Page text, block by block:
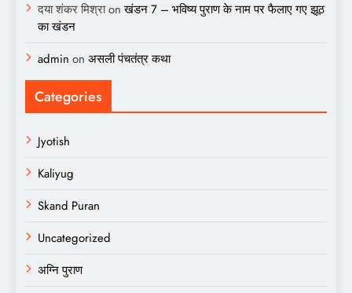
दया शंकर मिश्राonखंडन 7 – भविष्य पुराण के नाम पर फैलाए गए झूठ
का खंडन
admin on असली पंचतंत्र कथा
Categories
Jyotish
Kaliyug
Skand Puran
Uncategorized
अग्नि पुराण